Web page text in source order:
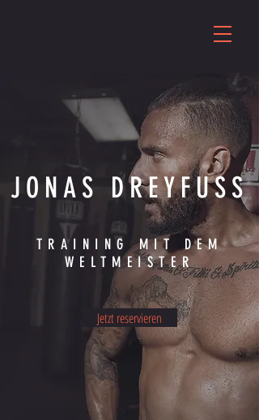
JONAS DREYFUSS
TRAINING MIT DEM
WELTMEISTER
Jetzt reservieren